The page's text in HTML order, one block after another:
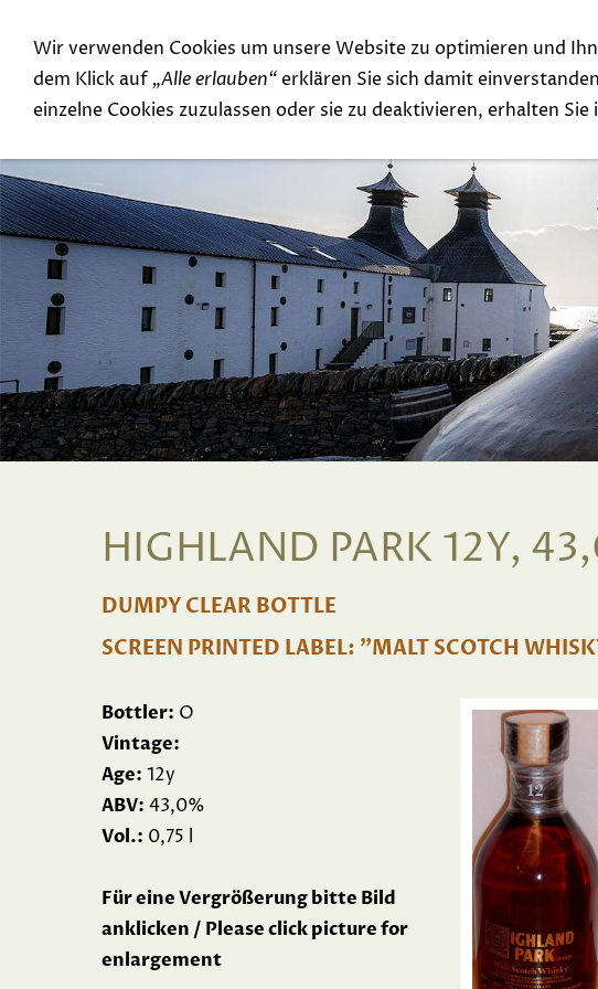
Special Offer Top Rarities Whisky
HIGHLAND PARK 12Y,
DUMPY CLEAR BOTTLE
SCREEN PRINTED LABEL: "MALT SCOTCH
Bottler: O
Vintage:
Age: 12y
ABV: 43,0%
Vol.: 0,75 l
Für eine Vergrößerung bitte Bild
anklicken / Please click picture for
enlargement
Wir verwenden Cookies um unsere Website zu optimieren und
dem Klick auf „Alle erlauben“erklären Sie sich damit
einzelne Cookies zuzulassen oder sie zu deaktivieren, erhalten